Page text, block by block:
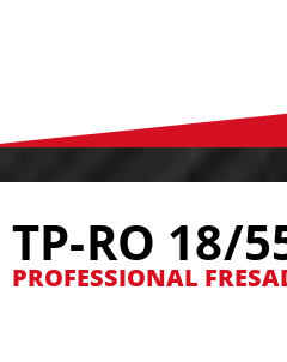
TP-RO 18/
PROFESSIONAL